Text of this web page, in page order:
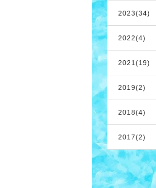
2023(34)
2022(4)
2021(19)
2019(2)
2018(4)
2017(2)